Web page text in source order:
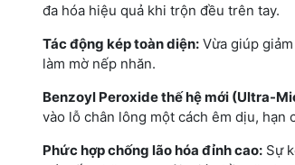
đa hóa hiệu quả khi trộn đều trên tay.
Tác động kép toàn diện: Vừa giúp
làm mờ nếp nhăn.
Benzoyl Peroxide thế hệ mới (Ultra-
vào lỗ chân lông một cách êm dịu,
Phức hợp chống lão hóa đỉnh cao: Sự